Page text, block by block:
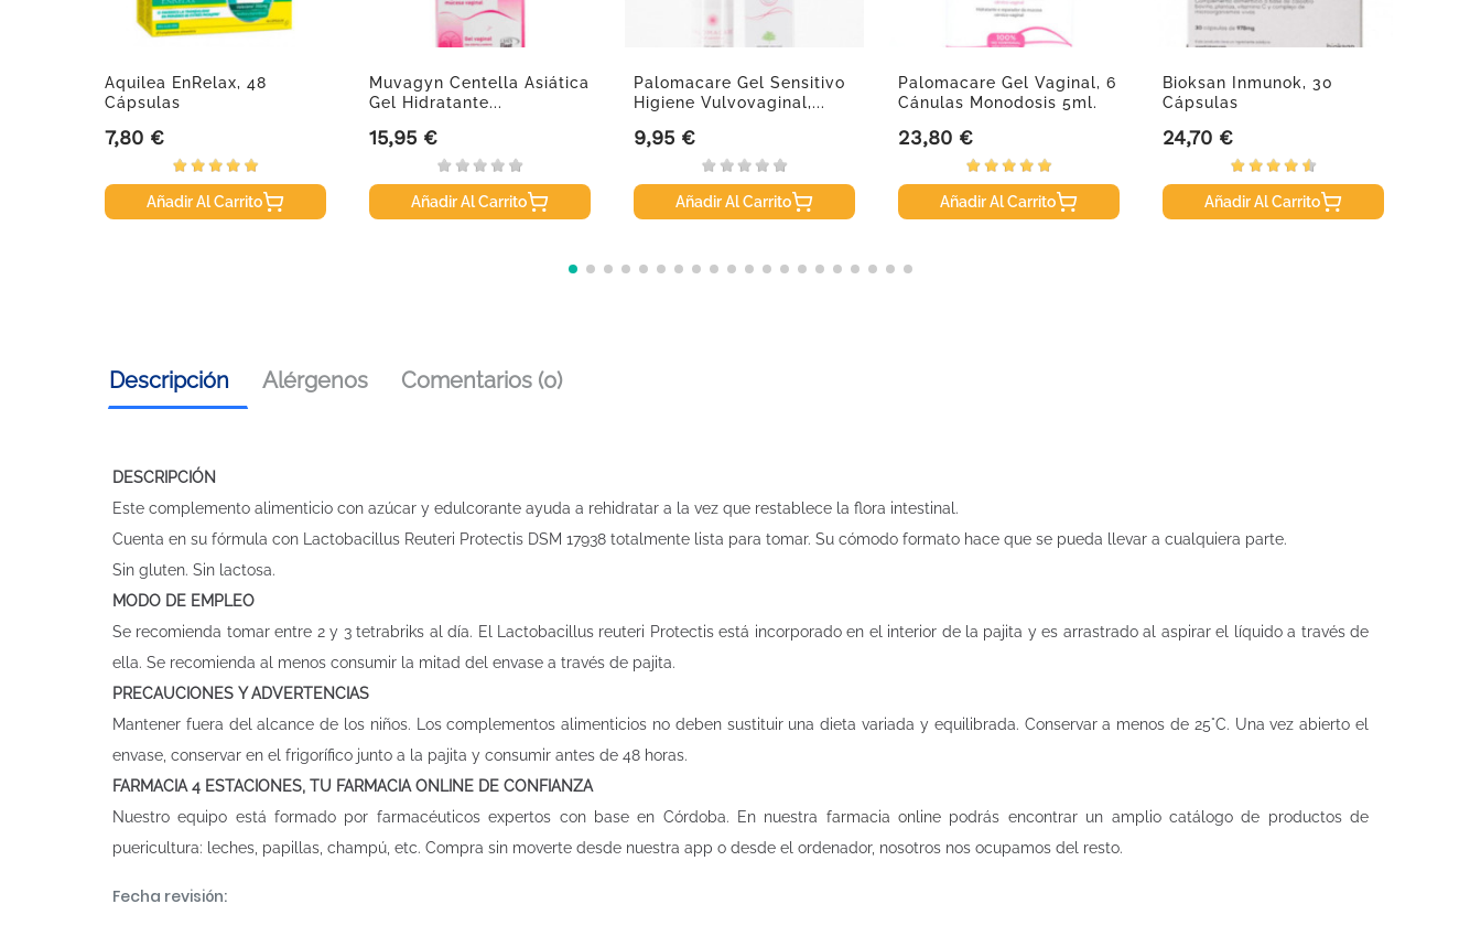
Aquilea EnRelax, 48
Cápsulas
Precio
7,80 €
Añadir Al Carrito
Muvagyn Centella Asiática
Gel Hidratante...
Precio
15,95 €
Añadir Al Carrito
Palomacare Gel Sensitivo
Higiene Vulvovaginal,...
Precio
9,95 €
Añadir Al Carrito
Palomacare Gel Vaginal, 6
Cánulas Monodosis 5ml.
Precio
23,80 €
Añadir Al Carrito
Bioksan Inmunok, 30
Cápsulas
Precio
24,70 €
Añadir Al Carrito
Descripción Alérgenos Comentarios (0)
DESCRIPCIÓN
Este complemento alimenticio con azúcar y edulcorante ayuda a rehidratar a la vez que restablece la flora intestinal.
Cuenta en su fórmula con Lactobacillus Reuteri Protectis DSM 17938 totalmente lista para tomar. Su cómodo formato hace que se pueda llevar a cualquiera parte.
Sin gluten. Sin lactosa.
MODO DE EMPLEO
Se recomienda tomar entre 2 y 3 tetrabriks al día. El Lactobacillus reuteri Protectis está incorporado en el interior de la pajita y es arrastrado al aspirar el líquido a través de
ella. Se recomienda al menos consumir la mitad del envase a través de pajita.
PRECAUCIONES Y ADVERTENCIAS
Mantener fuera del alcance de los niños. Los complementos alimenticios no deben sustituir una dieta variada y equilibrada. Conservar a menos de 25°C. Una vez abierto el
envase, conservar en el frigorífico junto a la pajita y consumir antes de 48 horas.
FARMACIA 4 ESTACIONES, TU FARMACIA ONLINE DE CONFIANZA
Nuestro equipo está formado por farmacéuticos expertos con base en Córdoba. En nuestra farmacia online podrás encontrar un amplio catálogo de productos de
puericultura: leches, papillas, champú, etc. Compra sin moverte desde nuestra app o desde el ordenador, nosotros nos ocupamos del resto.
Fecha revisión: